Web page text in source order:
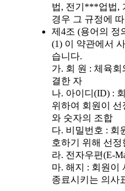
법, 전기***업법,
경우 그 규정에
제4조 (용어의 정
(1) 이 약관에서
습니다.
가. 회 원 : 체육
결한 자
나. 아이디(ID) :
위하여 회원이
와 숫자의 조합
다. 비밀번호 : 회
호하기 위해 선
라. 전자우편(E-
마. 해지 : 회원이
종료시키는 의사